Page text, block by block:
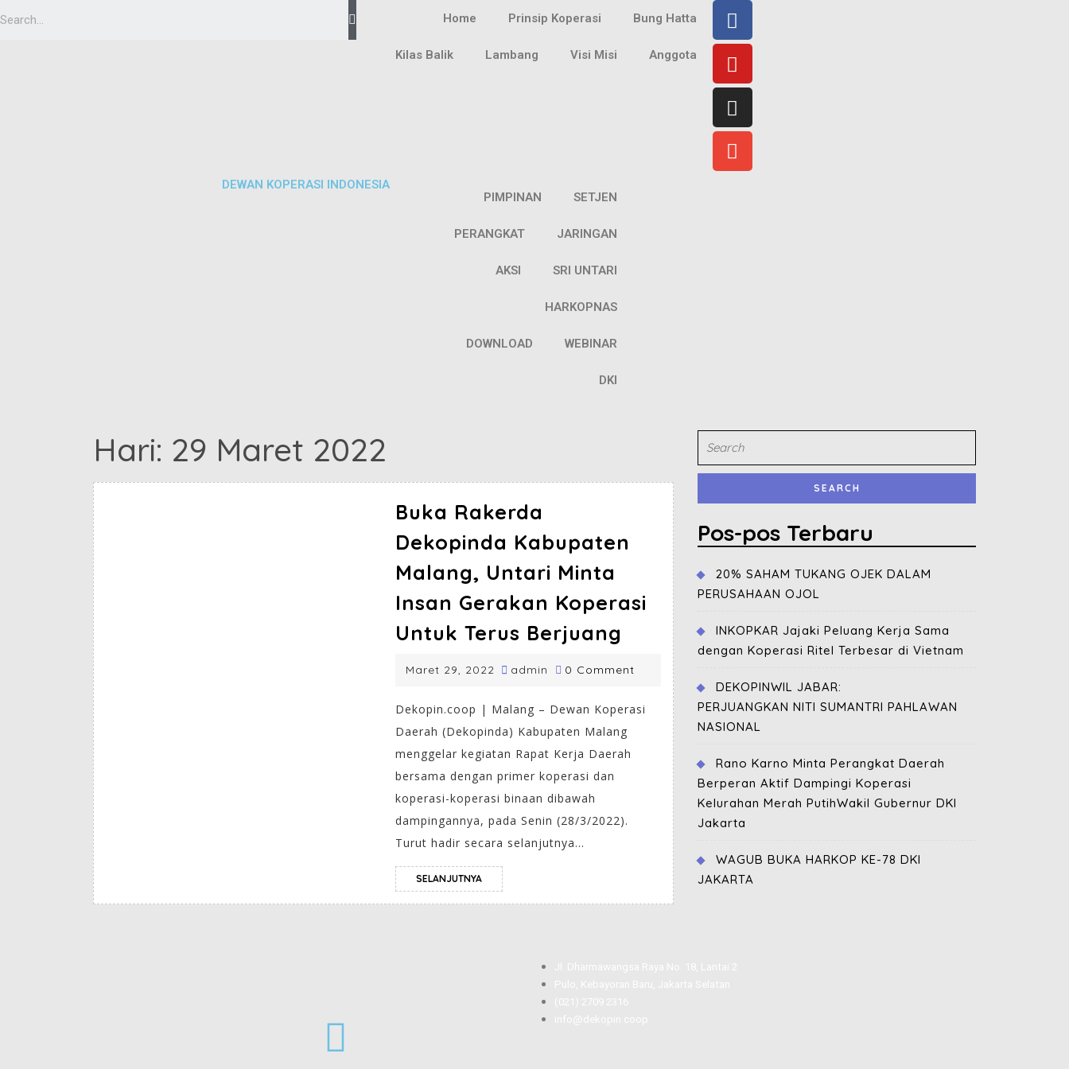
Home Prinsip Koperasi Bung Hatta
Kilas Balik Lambang Visi Misi Anggota
DEWAN KOPERASI INDONESIA
PIMPINAN
SETJEN
PERANGKAT JARINGAN
AKSI SRI UNTARI
HARKOPNAS
DOWNLOAD WEBINAR
DKI
Hari: 29 Maret 2022
Buka Rakerda
Dekopinda Kabupaten
Malang, Untari Minta
Insan Gerakan Koperasi
Untuk Terus Berjuang
Maret 29, 2022 admin 0 Comment
Dekopin.coop | Malang – Dewan Koperasi
Daerah (Dekopinda) Kabupaten Malang
menggelar kegiatan Rapat Kerja Daerah
bersama dengan primer koperasi dan
koperasi-koperasi binaan dibawah
dampingannya, pada Senin (28/3/2022).
Turut hadir secara selanjutnya...
SELANJUTNYA
Pos-pos Terbaru
20% SAHAM TUKANG OJEK DALAM
PERUSAHAAN OJOL
INKOPKAR Jajaki Peluang Kerja Sama
dengan Koperasi Ritel Terbesar di Vietnam
DEKOPINWIL JABAR:
PERJUANGKAN NITI SUMANTRI PAHLAWAN
NASIONAL
Rano Karno Minta Perangkat Daerah
Berperan Aktif Dampingi Koperasi
Kelurahan Merah PutihWakil Gubernur DKI
Jakarta
WAGUB BUKA HARKOP KE-78 DKI
JAKARTA